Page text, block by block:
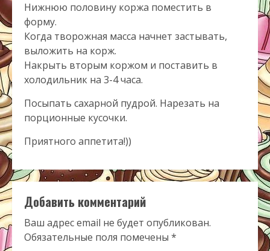
Нижнюю половину коржа поместить в
форму.
Когда творожная масса начнет застывать,
выложить на корж.
Накрыть вторым коржом и поставить в
холодильник на 3-4 часа.
Посыпать сахарной пудрой. Нарезать на
порционные кусочки.
Приятного аппетита!))
Добавить комментарий
Ваш адрес email не будет опубликован.
Обязательные поля помечены *